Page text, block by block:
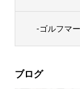
-ゴルフマ
ブログ